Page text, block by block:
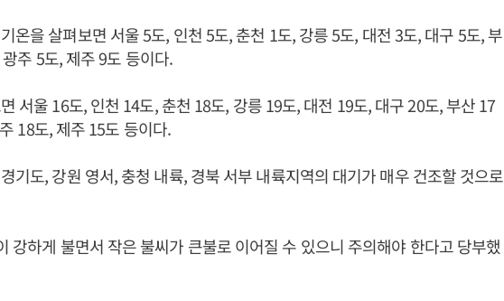
온을 살펴보면 서울 5도, 인천 5도, 춘천 1도, 강릉 5도, 대전 3도, 대구 5도, 부
주 5도, 제주 9도 등이다.
서울 16도, 인천 14도, 춘천 18도, 강릉 19도, 대전 19도, 대구 20도, 부산 17
18도, 제주 15도 등이다.
기도, 강원 영서, 충청 내륙, 경북 서부 내륙지역의 대기가 매우 건조할 것으로
강하게 불면서 작은 불씨가 큰불로 이어질 수 있으니 주의해야 한다고 당부했